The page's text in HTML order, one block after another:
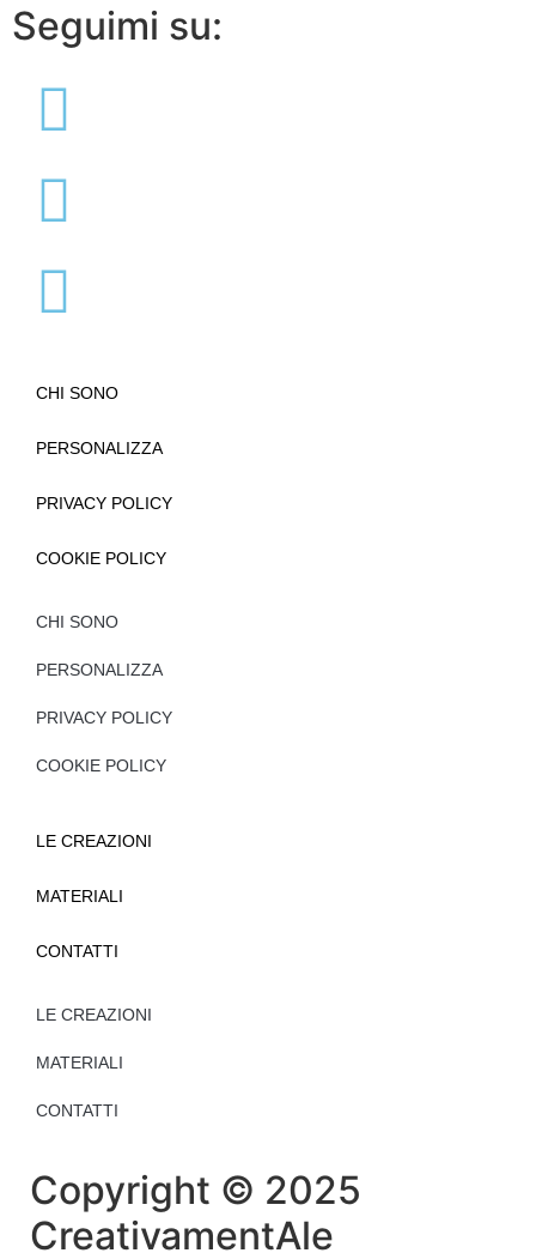
Seguimi su:
CHI SONO
PERSONALIZZA
PRIVACY POLICY
COOKIE POLICY
CHI SONO
PERSONALIZZA
PRIVACY POLICY
COOKIE POLICY
LE CREAZIONI
MATERIALI
CONTATTI
LE CREAZIONI
MATERIALI
CONTATTI
Copyright © 2025
CreativamentAle